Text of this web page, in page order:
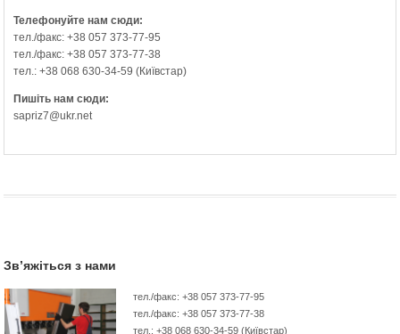
Телефонуйте нам сюди:
тел./факс: +38 057 373-77-95
тел./факс: +38 057 373-77-38
тел.: +38 068 630-34-59 (Київстар)
Пишіть нам сюди:
sapriz7@ukr.net
Зв’яжіться з нами
тел./факс: +38 057 373-77-95
тел./факс: +38 057 373-77-38
тел.: +38 068 630-34-59 (Київстар)